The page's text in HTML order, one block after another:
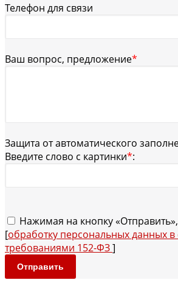
Телефон для связи
Ваш вопрос, предложение*
Защита от автоматического
Введите слово с картинки*:
Нажимая на кнопку
[обработку персональных данных в
требованиями 152-ФЗ]
Отправить